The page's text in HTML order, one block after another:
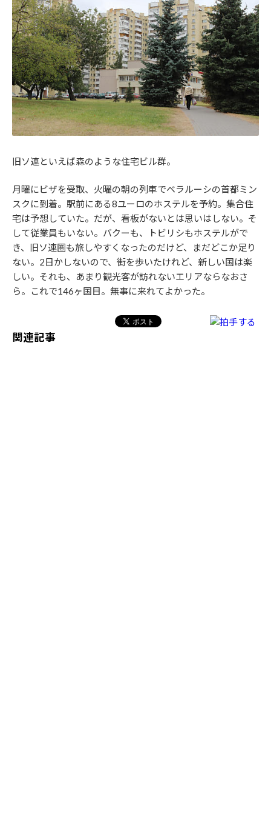
旧ソ連といえば森のような住宅ビル群。
月曜にビザを受取、火曜の朝の列車でベラルーシの首都ミン
スクに到着。駅前にある8ユーロのホステルを予約。集合住
宅は予想していた。だが、看板がないとは思いはしない。そ
して従業員もいない。バクーも、トビリシもホステルがで
き、旧ソ連圏も旅しやすくなったのだけど、まだどこか足り
ない。2日かしないので、街を歩いたけれど、新しい国は楽
しい。それも、あまり観光客が訪れないエリアならなおさ
ら。これで146ヶ国目。無事に来れてよかった。
関連記事